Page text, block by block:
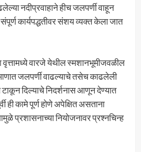
नदीप्रवाहाने हीच जलपर्णी वाहून
कार्यपद्धतीवर संशय व्यक्त केला जात
वृत्तामध्ये वारजे येथील स्मशानभूमीजवळील
जलपर्णी वाढल्याचे तसेच काढलेली
दिल्याचे निदर्शनास आणून देण्यात
ही कामे पूर्ण होणे अपेक्षित असताना
प्रशासनाच्या नियोजनावर प्रश्नचिन्ह